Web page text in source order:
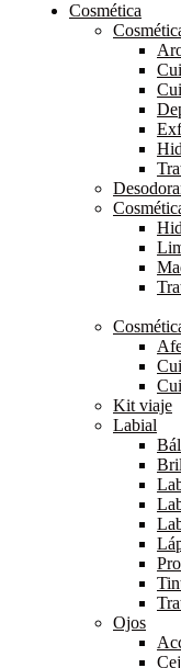
Cosmética
Kit viaje
Labial
Ojos